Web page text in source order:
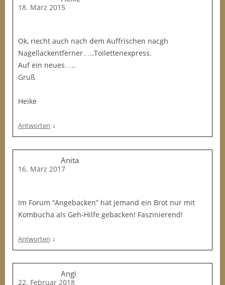
18. März 2015
Ok, riecht auch nach dem Auffrischen nacgh
Nagellackentferner…..Toilettenexpress.
Auf ein neues…..
Gruß
Heike
Antworten ↓
Anita
16. März 2017
Im Forum “Angebacken” hat jemand ein Brot nur mit
Kombucha als Geh-Hilfe gebacken! Faszinierend!
Antworten ↓
Angi
22. Februar 2018